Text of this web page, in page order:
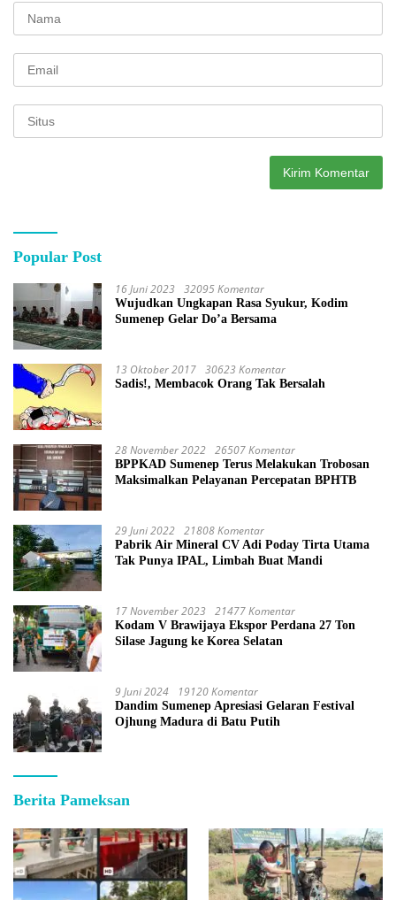
Popular Post
16 Juni 2023 32095 Komentar
Wujudkan Ungkapan Rasa Syukur, Kodim
Sumenep Gelar Do’a Bersama
13 Oktober 2017 30623 Komentar
Sadis!, Membacok Orang Tak Bersalah
28 November 2022 26507 Komentar
BPPKAD Sumenep Terus Melakukan Trobosan
Maksimalkan Pelayanan Percepatan BPHTB
29 Juni 2022 21808 Komentar
Pabrik Air Mineral CV Adi Poday Tirta Utama
Tak Punya IPAL, Limbah Buat Mandi
17 November 2023 21477 Komentar
Kodam V Brawijaya Ekspor Perdana 27 Ton
Silase Jagung ke Korea Selatan
9 Juni 2024 19120 Komentar
Dandim Sumenep Apresiasi Gelaran Festival
Ojhung Madura di Batu Putih
Berita Pameksan